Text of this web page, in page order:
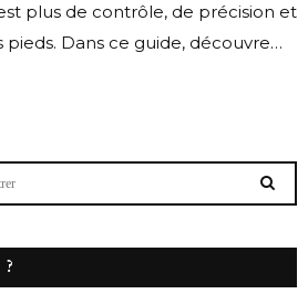
plus de contrôle, de précision et
pieds. Dans ce guide, découvre…